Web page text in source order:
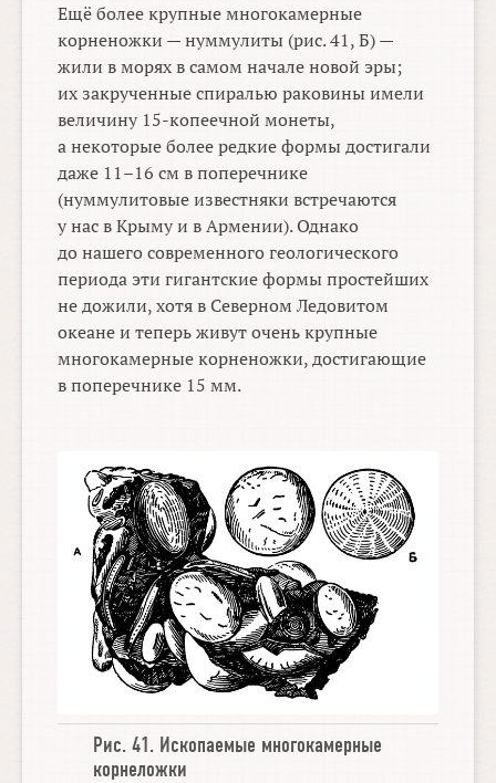
Ещё более крупные многокамерные
корненожки — нуммулиты (рис. 41, Б) —
жили в морях в самом начале новой эры;
их закрученные спиралью раковины имели
величину 15-копеечной монеты,
а некоторые более редкие формы достигали
даже 11–16 см в поперечнике
(нуммулитовые известняки встречаются
у нас в Крыму и в Армении). Однако
до нашего современного геологического
периода эти гигантские формы простейших
не дожили, хотя в Северном Ледовитом
океане и теперь живут очень крупные
многокамерные корненожки, достигающие
в поперечнике 15 мм.
Рис. 41. Ископаемые многокамерные
корнеложки